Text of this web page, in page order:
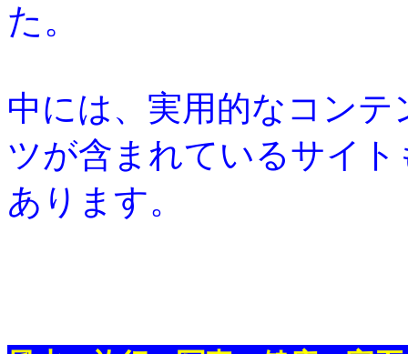
た。
中には、実用的なコンテ
ツが含まれているサイト
あります。